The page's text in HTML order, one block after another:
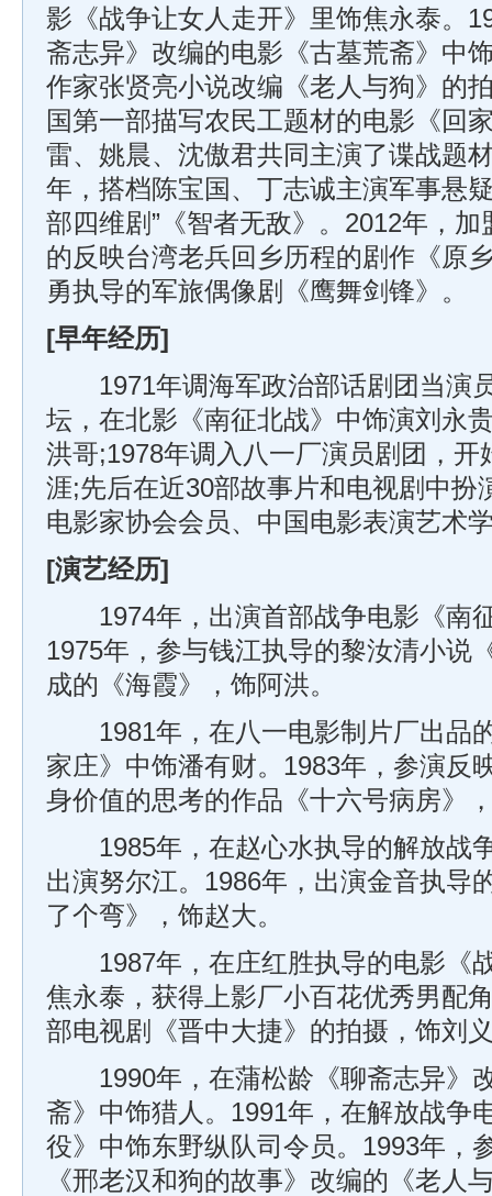
影《战争让女人走开》里饰焦永泰。
斋志异》改编的电影《古墓荒斋》中
作家张贤亮小说改编《老人与狗》的
国第一部描写农民工题材的电影《回
雷、姚晨、沈傲君共同主演了谍战题
年，搭档陈宝国、丁志诚主演军事悬
部四维剧”《智者无敌》。2012年，
的反映台湾老兵回乡历程的剧作《原
勇执导的军旅偶像剧《鹰舞剑锋》。
[早年经历]
1971年调海军政治部话剧团当演
坛，在北影《南征北战》中饰演刘永
洪哥;1978年调入八一厂演员剧团，开
涯;先后在近30部故事片和电视剧中扮
电影家协会会员、中国电影表演艺术
[演艺经历]
1974年，出演首部战争电影《南
1975年，参与钱江执导的黎汝清小说
成的《海霞》，饰阿洪。
1981年，在八一电影制片厂出品
家庄》中饰潘有财。1983年，参演反
身价值的思考的作品《十六号病房》
1985年，在赵心水执导的解放战
出演努尔江。1986年，出演金音执导
了个弯》，饰赵大。
1987年，在庄红胜执导的电影《
焦永泰，获得上影厂小百花优秀男配
部电视剧《晋中大捷》的拍摄，饰刘
1990年，在蒲松龄《聊斋志异》
斋》中饰猎人。1991年，在解放战争
役》中饰东野纵队司令员。1993年，
《邢老汉和狗的故事》改编的《老人